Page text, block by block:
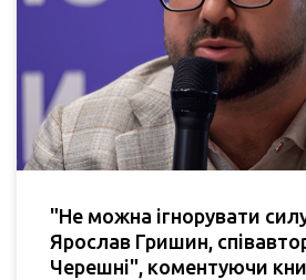
"Не можна ігнорувати
Ярослав Гришин,
Черешні", коментуючи